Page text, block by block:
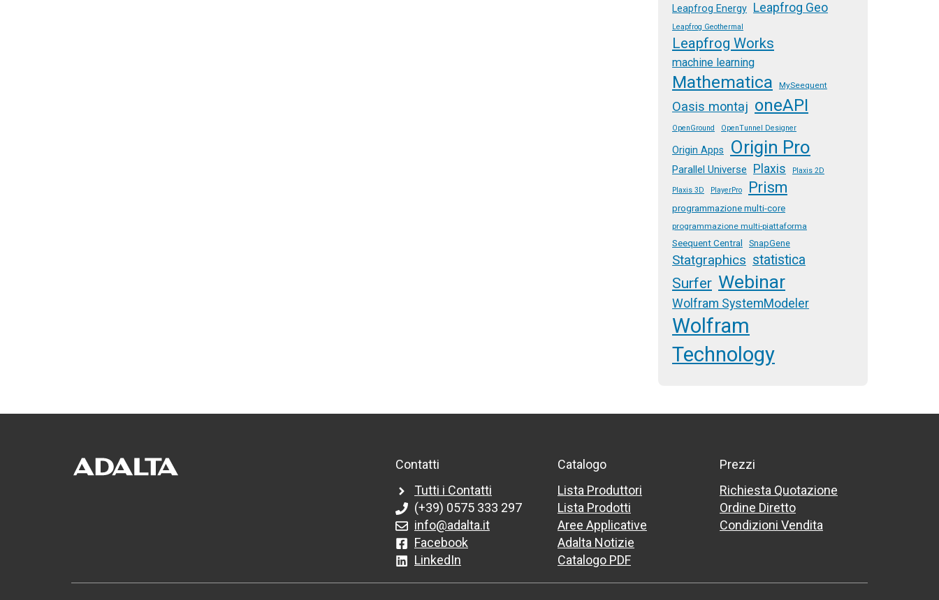
Leapfrog Energy Leapfrog Geo
Leapfrog Geothermal
Leapfrog Works
machine learning
Mathematica MySeequent
Oasis montaj oneAPI
OpenGround OpenTunnel Designer
Origin Apps Origin Pro
Parallel Universe Plaxis Plaxis 2D
Plaxis 3D PlayerPro Prism
programmazione multi-core
programmazione multi-piattaforma
Seequent Central SnapGene
Statgraphics statistica
Surfer Webinar
Wolfram SystemModeler
Wolfram
Technology
Contatti
Tutti i Contatti
(+39) 0575 333 297
info@adalta.it
Facebook
LinkedIn
Catalogo
Lista Produttori
Lista Prodotti
Aree Applicative
Adalta Notizie
Catalogo PDF
Prezzi
Richiesta Quotazione
Ordine Diretto
Condizioni Vendita